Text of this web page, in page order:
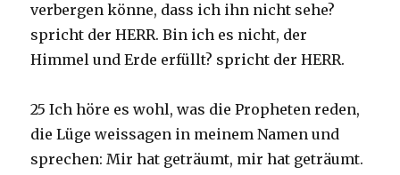
verbergen könne, dass ich ihn nicht sehe?
spricht der HERR. Bin ich es nicht, der
Himmel und Erde erfüllt? spricht der HERR.
25 Ich höre es wohl, was die Propheten reden,
die Lüge weissagen in meinem Namen und
sprechen: Mir hat geträumt, mir hat geträumt.